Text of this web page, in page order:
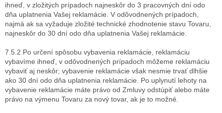
ihneď, v zložitých prípadoch najneskôr do 3 pracovných dní odo
dňa uplatnenia Vašej reklamácie. V odôvodnených prípadoch,
najmä ak sa vyžaduje zložité technické zhodnotenie stavu Tovaru,
najneskôr do 30 dní odo dňa uplatnenia Vašej reklamácie.
7.5.2 Po určení spôsobu vybavenia reklamácie, reklamáciu
vybavíme ihneď, v odôvodnených prípadoch môžeme reklamáciu
vybaviť aj neskôr; vybavenie reklamácie však nesmie trvať dlhšie
ako 30 dní odo dňa uplatnenia reklamácie. Po uplynutí lehoty na
vybavenie reklamácie máte právo od Zmluvy odstúpiť alebo máte
právo na výmenu Tovaru za nový tovar, ak je to možné.